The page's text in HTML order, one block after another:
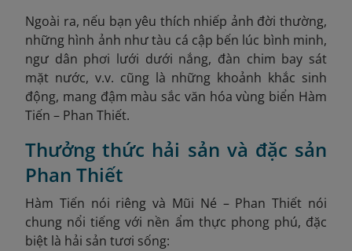
Ngoài ra, nếu bạn yêu thích nhiếp ảnh đời thường,
những hình ảnh như tàu cá cập bến lúc bình minh,
ngư dân phơi lưới dưới nắng, đàn chim bay sát
mặt nước, v.v. cũng là những khoảnh khắc sinh
động, mang đậm màu sắc văn hóa vùng biển Hàm
Tiến – Phan Thiết.
Thưởng thức hải sản và đặc sản
Phan Thiết
Hàm Tiến nói riêng và Mũi Né – Phan Thiết nói
chung nổi tiếng với nền ẩm thực phong phú, đặc
biệt là hải sản tươi sống: